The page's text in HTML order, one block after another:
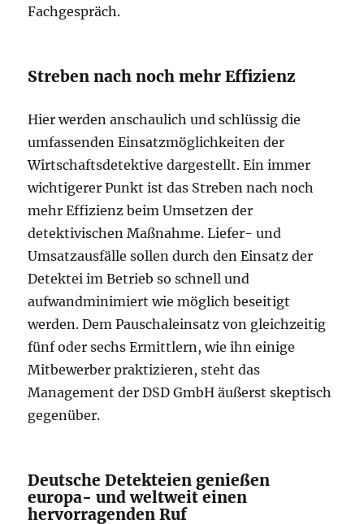
Fachgespräch.
Streben nach noch mehr Effizienz
Hier werden anschaulich und schlüssig die
umfassenden Einsatzmöglichkeiten der
Wirtschaftsdetektive dargestellt. Ein immer
wichtigerer Punkt ist das Streben nach noch
mehr Effizienz beim Umsetzen der
detektivischen Maßnahme. Liefer- und
Umsatzausfälle sollen durch den Einsatz der
Detektei im Betrieb so schnell und
aufwandminimiert wie möglich beseitigt
werden. Dem Pauschaleinsatz von gleichzeitig
fünf oder sechs Ermittlern, wie ihn einige
Mitbewerber praktizieren, steht das
Management der DSD GmbH äußerst skeptisch
gegenüber.
Deutsche Detekteien genießen
europa- und weltweit einen
hervorragenden Ruf